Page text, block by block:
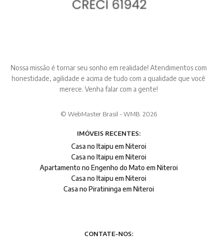
Nossa missão é tornar seu sonho em realidade! Atendimentos com
honestidade, agilidade e acima de tudo com a qualidade que você
merece. Venha falar com a gente!
© WebMaster Brasil - WMB. 2026
IMÓVEIS RECENTES:
Casa no Itaipu em Niteroi
Casa no Itaipu em Niteroi
Apartamento no Engenho do Mato em Niteroi
Casa no Itaipu em Niteroi
Casa no Piratininga em Niteroi
CONTATE-NOS: